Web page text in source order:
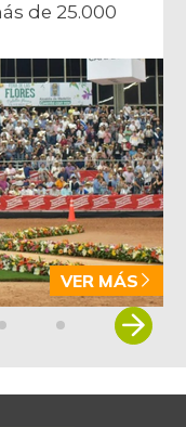
de 25.000
VER MÁS